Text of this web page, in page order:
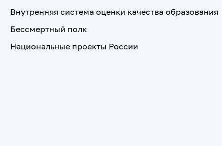
Внутренняя система оценки качества образования
Бессмертный полк
Национальные проекты России